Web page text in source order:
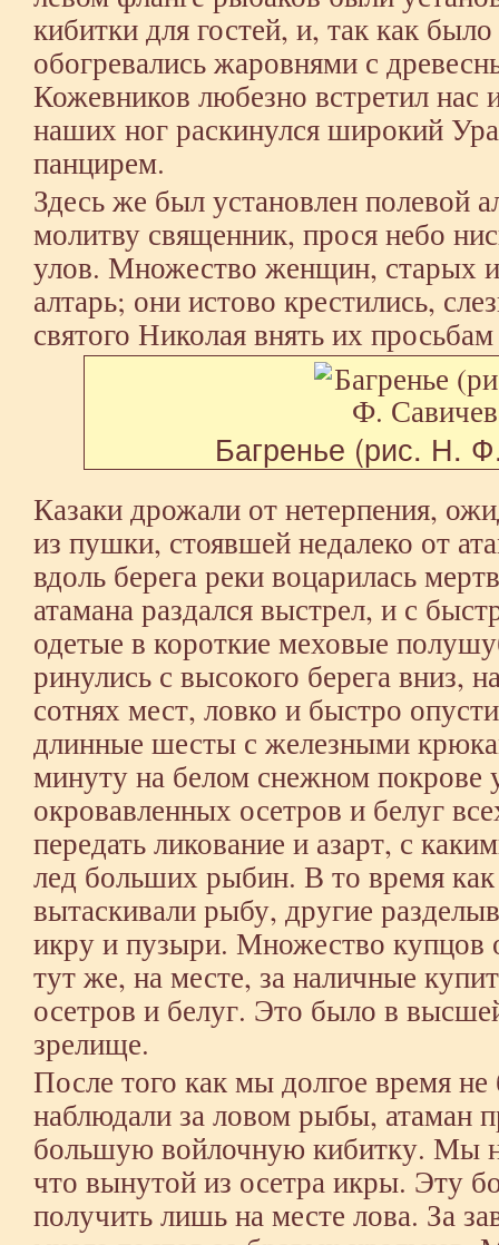
кибитки для гостей, и, так как
обогревались жаровнями с
Кожевников любезно встретил нас
наших ног раскинулся широкий
панцирем.
Здесь же был установлен полевой
молитву священник, прося небо
улов. Множество женщин, старых
алтарь; они истово крестились,
святого Николая внять их
Багренье (рис. Н.
Казаки дрожали от нетерпения,
из пушки, стоявшей недалеко от
вдоль берега реки воцарилась
атамана раздался выстрел, и с
одетые в короткие меховые
ринулись с высокого берега вниз,
сотнях мест, ловко и быстро
длинные шесты с железными
минуту на белом снежном покрове
окровавленных осетров и белуг
передать ликование и азарт, с
лед больших рыбин. В то время
вытаскивали рыбу, другие
икру и пузыри. Множество
тут же, на месте, за наличные
осетров и белуг. Это было в
зрелище.
После того как мы долгое время не
наблюдали за ловом рыбы, атаман
большую войлочную кибитку. Мы
что вынутой из осетра икры. Эту
получить лишь на месте лова. За